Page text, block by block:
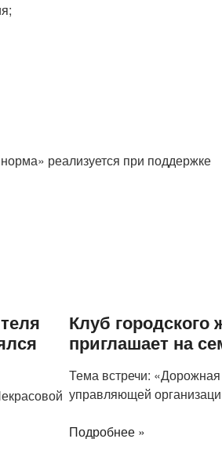
реализуется при поддержке
Клуб городского
приглашает на
Тема встречи:
управляющей
Подробнее »